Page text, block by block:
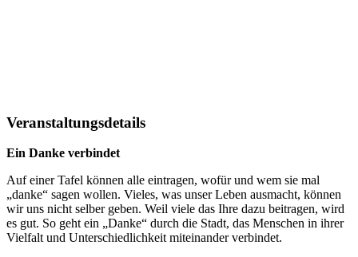
Veranstaltungsdetails
Ein Danke verbindet
Auf einer Tafel können alle eintragen, wofür und wem sie mal
„danke“ sagen wollen. Vieles, was unser Leben ausmacht, können
wir uns nicht selber geben. Weil viele das Ihre dazu beitragen, wird
es gut. So geht ein „Danke“ durch die Stadt, das Menschen in ihrer
Vielfalt und Unterschiedlichkeit miteinander verbindet.